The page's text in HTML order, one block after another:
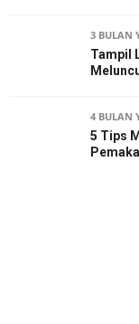
3 BULAN
Tampil
4 BULAN
5 Tips